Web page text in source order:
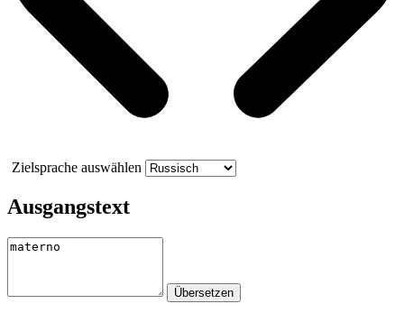
Zielsprache auswählen
Ausgangstext